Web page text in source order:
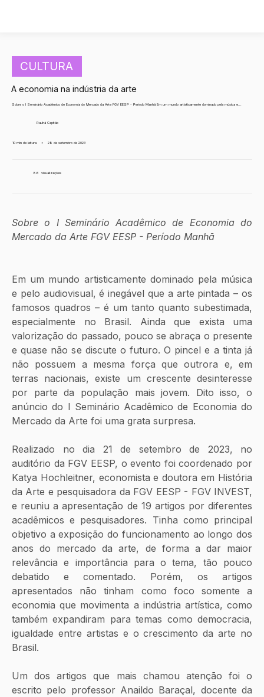
CULTURA
A economia na indústria da arte
Sobre o I Seminário Acadêmico de Economia do Mercado da Arte FGV EESP - Período Manhã Em um mundo artisticamente dominado pela música e...
Rauhã Capitão
10 min de leitura • 28 de setembro de 2023
86 visualizações
Sobre o I Seminário Acadêmico de Economia do
Mercado da Arte FGV EESP - Período Manhã
Em um mundo artisticamente dominado pela música
e pelo audiovisual, é inegável que a arte pintada – os
famosos quadros – é um tanto quanto subestimada,
especialmente no Brasil. Ainda que exista uma
valorização do passado, pouco se abraça o presente
e quase não se discute o futuro. O pincel e a tinta já
não possuem a mesma força que outrora e, em
terras nacionais, existe um crescente desinteresse
por parte da população mais jovem. Dito isso, o
anúncio do I Seminário Acadêmico de Economia do
Mercado da Arte foi uma grata surpresa.
Realizado no dia 21 de setembro de 2023, no
auditório da FGV EESP, o evento foi coordenado por
Katya Hochleitner, economista e doutora em História
da Arte e pesquisadora da FGV EESP - FGV INVEST,
e reuniu a apresentação de 19 artigos por diferentes
acadêmicos e pesquisadores. Tinha como principal
objetivo a exposição do funcionamento ao longo dos
anos do mercado da arte, de forma a dar maior
relevância e importância para o tema, tão pouco
debatido e comentado. Porém, os artigos
apresentados não tinham como foco somente a
economia que movimenta a indústria artística, como
também expandiram para temas como democracia,
igualdade entre artistas e o crescimento da arte no
Brasil.
Um dos artigos que mais chamou atenção foi o
escrito pelo professor Anaildo Baraçal, docente da